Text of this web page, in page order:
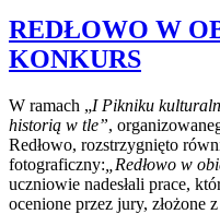
REDŁOWO W
KONKURS
W ramach „I Pikniku
historią w tle”,
Redłowo, rozstrzygnięto
fotograficzny: „Redłowo w
uczniowie nadesłali prace,
ocenione przez jury, złożone